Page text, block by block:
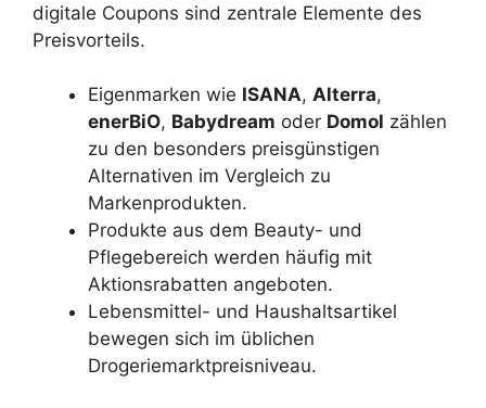
digitale Coupons sind zentrale Elemente des
Preisvorteils.
Eigenmarken wie ISANA, Alterra,
enerBiO, Babydream oder Domol zählen
zu den besonders preisgünstigen
Alternativen im Vergleich zu
Markenprodukten.
Produkte aus dem Beauty- und
Pflegebereich werden häufig mit
Aktionsrabatten angeboten.
Lebensmittel- und Haushaltsartikel
bewegen sich im üblichen
Drogeriemarktpreisniveau.